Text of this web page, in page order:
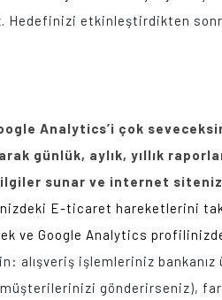
Hedefinizi etkinleştirdikten
Analytics’i çok
günlük, aylık, yıllık
bilgiler sunar ve internet
E-ticaret hareketlerini
ve Google Analytics
alışveriş işlemleriniz
gönderirseniz),